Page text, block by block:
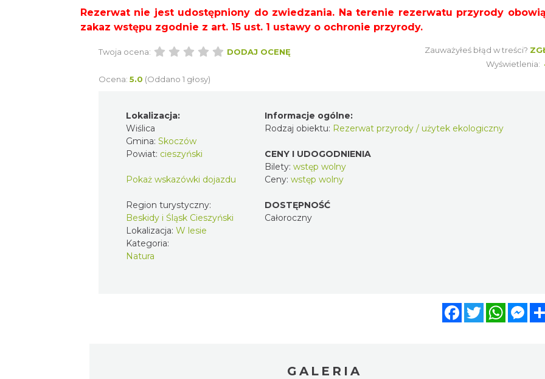
Rezerwat nie jest udostępniony do zwiedzania. Na terenie rezerwatu przyrody
zakaz wstępu zgodnie z art. 15 ust. 1 ustawy o ochronie przyrody.
Twoja ocena: DODAJ OCENĘ
Ocena: 5.0 (Oddano 1 głosy)
Zauważyłeś błąd w treści?
Wyświetlenia:
Lokalizacja:
Wiślica
Gmina: Skoczów
Powiat: cieszyński
Pokaż wskazówki dojazdu
Region turystyczny:
Beskidy i Śląsk Cieszyński
Lokalizacja: W lesie
Kategoria:
Natura
Informacje ogólne:
Rodzaj obiektu: Rezerwat przyrody / użytek ekologiczny
CENY I UDOGODNIENIA
Bilety: wstęp wolny
Ceny: wstęp wolny
DOSTĘPNOŚĆ
Całoroczny
FacebookTwitter
GALERIA